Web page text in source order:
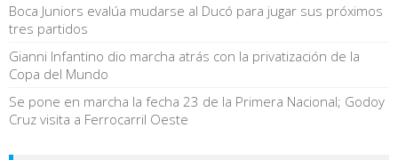
Boca Juniors evalúa mudarse al Ducó para jugar sus próximos
tres partidos
Gianni Infantino dio marcha atrás con la privatización de la
Copa del Mundo
Se pone en marcha la fecha 23 de la Primera Nacional; Godoy
Cruz visita a Ferrocarril Oeste